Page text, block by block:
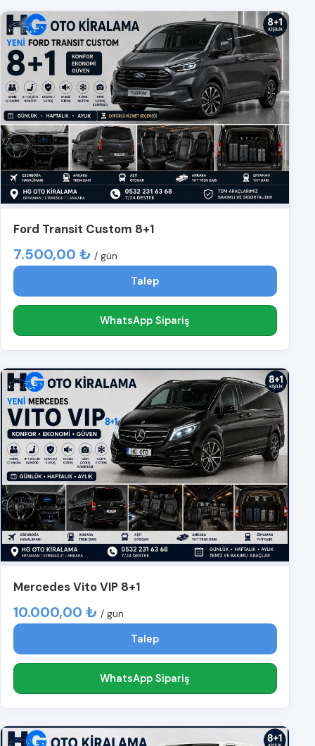
Ford Transit Custom 8+1
7.500,00 ₺ / gün
Talep
WhatsApp Sipariş
Mercedes Vito VIP 8+1
10.000,00 ₺ / gün
Talep
WhatsApp Sipariş